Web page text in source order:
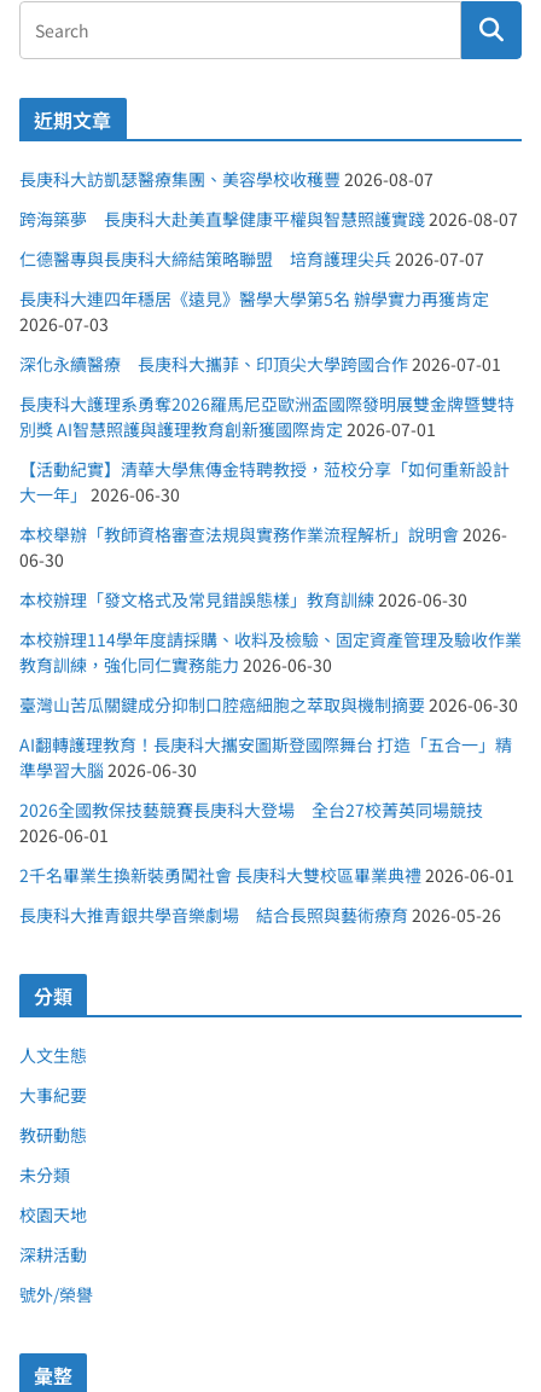
近期文章
長庚科大訪凱瑟醫療集團、美容學校收穫豐 2026-08-07
跨海築夢 長庚科大赴美直擊健康平權與智慧照護實踐 2026-08-07
仁德醫專與長庚科大締結策略聯盟 培育護理尖兵 2026-07-07
長庚科大連四年穩居《遠見》醫學大學第5名 辦學實力再獲肯定
2026-07-03
深化永續醫療 長庚科大攜菲、印頂尖大學跨國合作 2026-07-01
長庚科大護理系勇奪2026羅馬尼亞歐洲盃國際發明展雙金牌暨雙特
別獎 AI智慧照護與護理教育創新獲國際肯定 2026-07-01
【活動紀實】清華大學焦傳金特聘教授，蒞校分享「如何重新設計
大一年」
2026-06-30
本校舉辦「教師資格審查法規與實務作業流程解析」說明會 2026-
06-30
本校辦理「發文格式及常見錯誤態樣」教育訓練 2026-06-30
本校辦理114學年度請採購、收料及檢驗、固定資產管理及驗收作業
教育訓練，強化同仁實務能力 2026-06-30
臺灣山苦瓜關鍵成分抑制口腔癌細胞之萃取與機制摘要 2026-06-30
AI翻轉護理教育！長庚科大攜安圖斯登國際舞台 打造「五合一」精
準學習大腦 2026-06-30
2026全國教保技藝競賽長庚科大登場 全台27校菁英同場競技
2026-06-01
2千名畢業生換新裝勇闖社會 長庚科大雙校區畢業典禮 2026-06-01
長庚科大推青銀共學音樂劇場 結合長照與藝術療育 2026-05-26
分類
人文生態
大事紀要
教研動態
未分類
校園天地
深耕活動
號外/榮譽
彙整